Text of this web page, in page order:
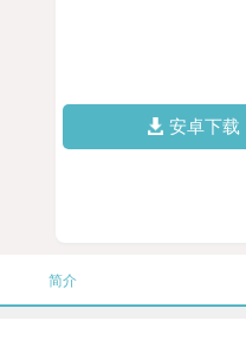
安卓下载
简介